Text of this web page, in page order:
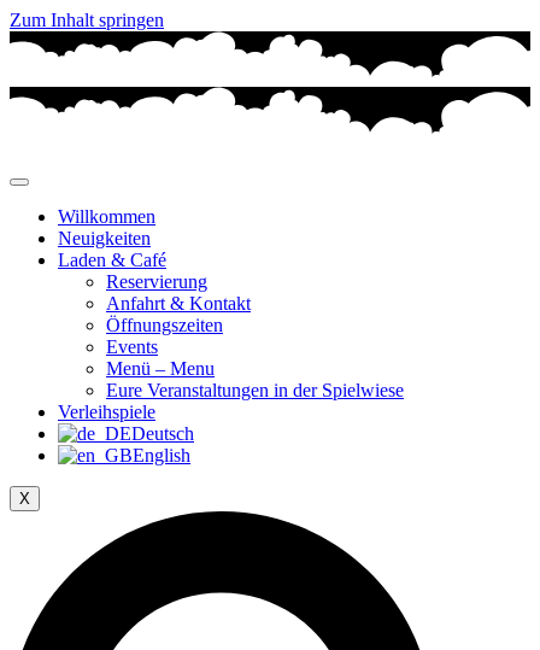
Zum Inhalt springen
Willkommen
Neuigkeiten
Laden & Café
Reservierung
Anfahrt & Kontakt
Öffnungszeiten
Events
Menü – Menu
Eure Veranstaltungen in der Spielwiese
Verleihspiele
Deutsch
English
X